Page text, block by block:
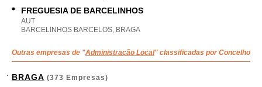
FREGUESIA DE BARCELINHOS
AUT
BARCELINHOS BARCELOS, BRAGA
Outras empresas de "Administração Local" classificadas por Concelho
BRAGA (373 Empresas)